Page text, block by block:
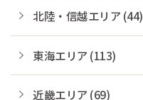
北陸・信越エリア (44)
東海エリア (113)
近畿エリア (69)